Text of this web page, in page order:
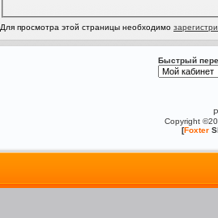
Для просмотра этой страницы необходимо
Быстрый
Copyright
[Foxter